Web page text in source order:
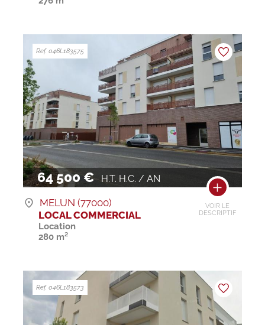
64 500 € H.T. H.C. / AN
VOIR LE
DESCRIPTIF
Ref. 046L183575
MELUN (77000)
LOCAL COMMERCIAL
Location
280 m²
Ref. 046L183573